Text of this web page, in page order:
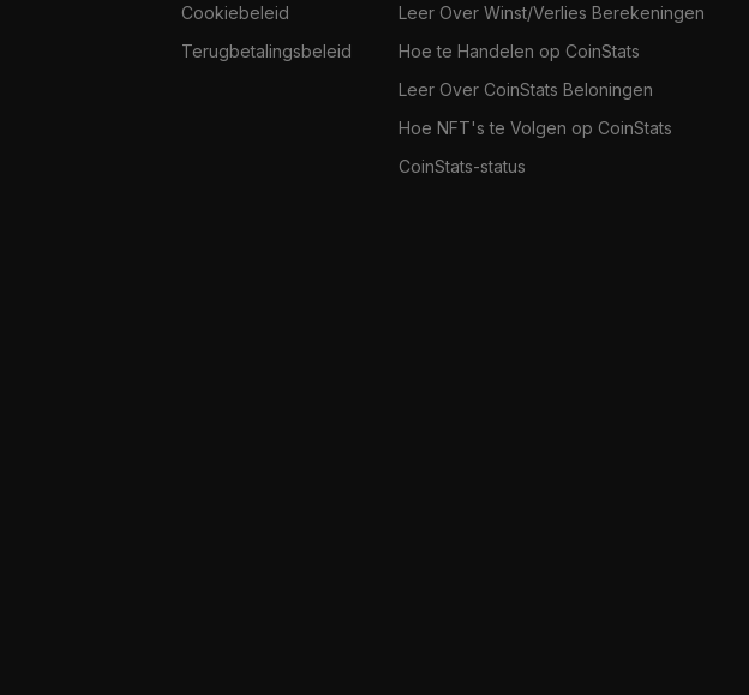
Cookiebeleid
Terugbetalingsbeleid
Leer Over Winst/Verlies Berekeningen
Hoe te Handelen op CoinStats
Leer Over CoinStats Beloningen
Hoe NFT's te Volgen op CoinStats
CoinStats-status